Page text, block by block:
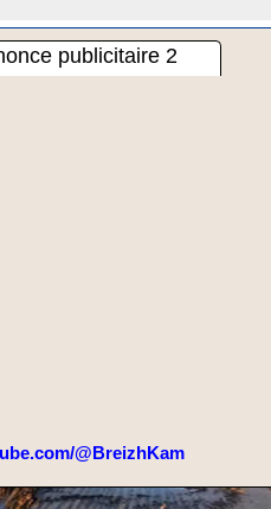
publicitaire 2
@BreizhKam